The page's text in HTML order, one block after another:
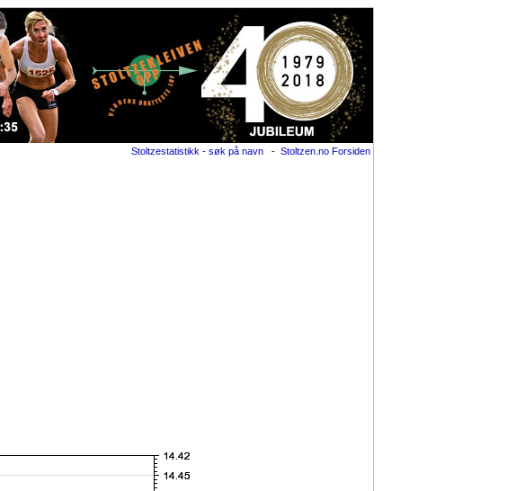
Stoltzestatistikk - søk på navn - Stoltzen.no Forsiden